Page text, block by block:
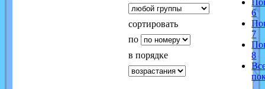
сортировать
по
в порядке
6
7
8